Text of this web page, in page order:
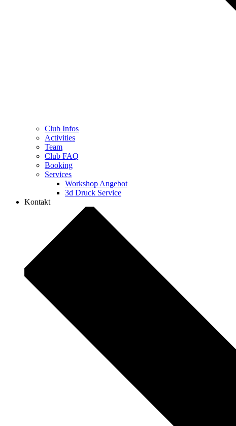
Club Infos
Activities
Team
Club FAQ
Booking
Services
Workshop Angebot
3d Druck Service
Kontakt